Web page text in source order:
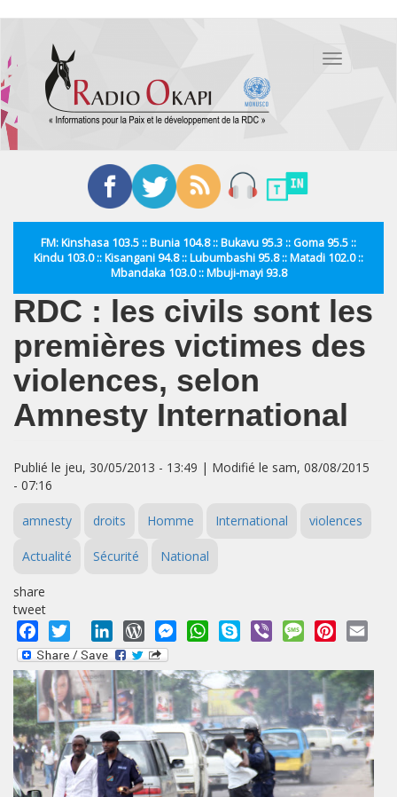
contenu
principal
Toggle
FM: Kinshasa 103.5 :: Bunia 104.8 :: Bukavu 95.3 :: Goma 95.5 ::
Kindu 103.0 :: Kisangani 94.8 :: Lubumbashi 95.8 :: Matadi 102.0 ::
Mbandaka 103.0 :: Mbuji-mayi 93.8
RDC : les civils sont les
premières victimes des
violences, selon
Amnesty International
Publié le jeu, 30/05/2013 - 13:49 | Modifié le sam, 08/08/2015
- 07:16
amnesty droits Homme International violences
Actualité Sécurité National
share
tweet
Facebook
Twitter LinkedInWordPressMessengerWhatsApp
Skype Viber MessagePinterest